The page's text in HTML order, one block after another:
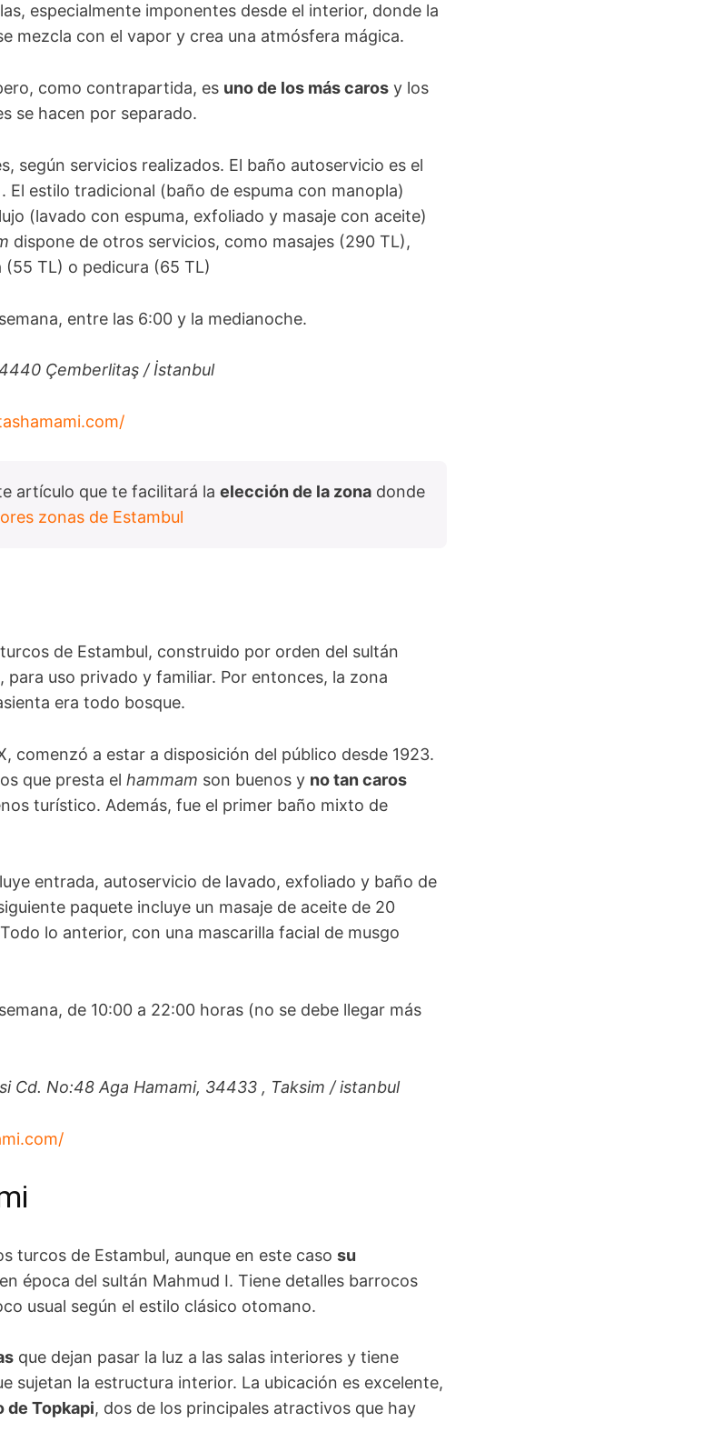
especialmente imponentes desde el interior, donde la
mezcla con el vapor y crea una atmósfera mágica.
como contrapartida, es uno de los más caros y los
se hacen por separado.
según servicios realizados. El baño autoservicio es el
El estilo tradicional (baño de espuma con manopla)
(lavado con espuma, exfoliado y masaje con aceite)
dispone de otros servicios, como masajes (290 TL),
TL) o pedicura (65 TL)
entre las 6:00 y la medianoche.
Çemberlitaş / İstanbul
artículo que te facilitará la elección de la zona donde
zonas de Estambul
de Estambul, construido por orden del sultán
, para uso privado y familiar. Por entonces, la zona
era todo bosque.
comenzó a estar a disposición del público desde 1923.
que presta el hammam son buenos y no tan caros
turístico. Además, fue el primer baño mixto de
entrada, autoservicio de lavado, exfoliado y baño de
paquete incluye un masaje de aceite de 20
lo anterior, con una mascarilla facial de musgo
de 10:00 a 22:00 horas (no se debe llegar más
Cd. No:48 Aga Hamami, 34433 , Taksim / istanbul
turcos de Estambul, aunque en este caso su
época del sultán Mahmud I. Tiene detalles barrocos
usual según el estilo clásico otomano.
que dejan pasar la luz a las salas interiores y tiene
sujetan la estructura interior. La ubicación es excelente,
de Topkapi, dos de los principales atractivos que hay